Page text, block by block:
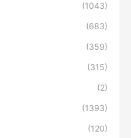
(1043)
(683)
(359)
(315)
(2)
(1393)
(120)